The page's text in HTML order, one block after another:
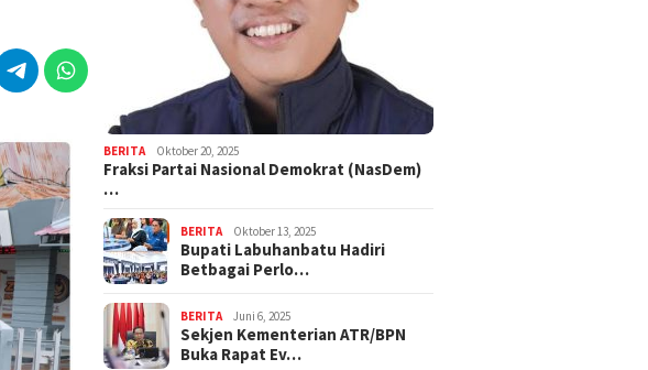
BERITA Oktober 20, 2025
Fraksi Partai Nasional Demokrat (NasDem)
…
BERITA Oktober 13, 2025
Bupati Labuhanbatu Hadiri
Betbagai Perlo…
BERITA Juni 6, 2025
Sekjen Kementerian ATR/BPN
Buka Rapat Ev…